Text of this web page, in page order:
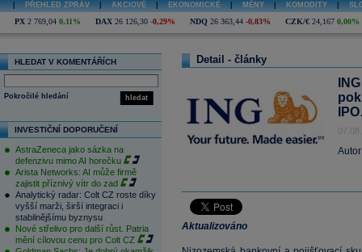
PŘEHLED ZPRÁV AKCIOVÉ EKONOMICKÉ MĚNY KOMODITY
PX 2 769,04 0,11% DAX 26 126,30 -0,29% NDQ 26 363,44 -0,83% CZK/€ 24,167 0,00%
HLEDAT V KOMENTÁŘÍCH
hledat
Pokročilé hledání
INVESTIČNÍ DOPORUČENÍ
AstraZeneca jako sázka na
defenzivu mimo AI horečku
Arista Networks: AI může firmě
zajistit příznivý vítr do zad
Analytický radar: Colt CZ roste díky
vyšší marži, širší integraci i
stabilnějšímu byznysu
Nové střelivo pro další růst. Patria
mění cílovou cenu pro Colt CZ
Detail - články
Aktualizováno